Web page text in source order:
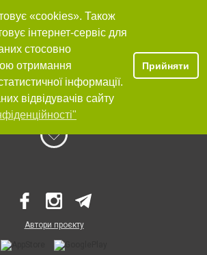
«cookies». Також
інтернет-сервіс для
стосовно
отримання
інформації.
відвідувачів сайту
Прийняти
Автори проєкту